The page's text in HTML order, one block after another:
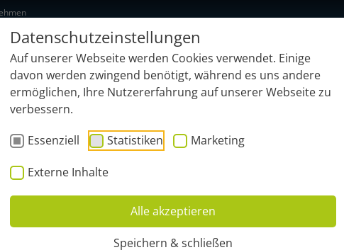
Datenschutzeinstellungen
Auf unserer Webseite werden Cookies verwendet. Einige
davon werden zwingend benötigt, während es uns andere
ermöglichen, Ihre Nutzererfahrung auf unserer Webseite zu
verbessern.
Essenziell
Statistiken Marketing
Externe Inhalte
Alle akzeptieren
Speichern & schließen
NEU: geonardo.ai Funktionen